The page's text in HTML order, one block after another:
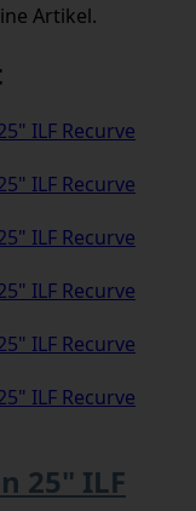
Artikel.
25" ILF